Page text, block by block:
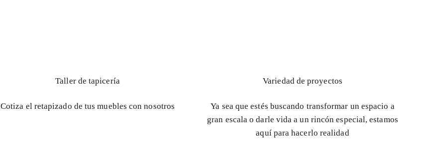
Taller de tapicería
Cotiza el retapizado de tus muebles con nosotros
Variedad de proyectos
Ya sea que estés buscando transformar un espacio a
gran escala o darle vida a un rincón especial, estamos
aquí para hacerlo realidad